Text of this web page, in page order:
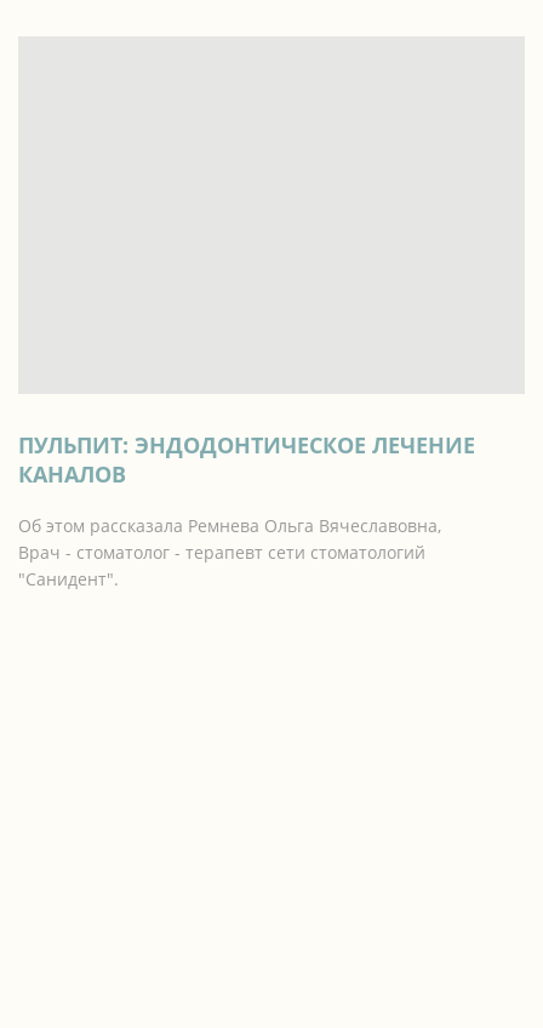
ПУЛЬПИТ: ЭНДОДОНТИЧЕСКОЕ ЛЕЧЕНИЕ
КАНАЛОВ
Об этом рассказала Ремнева Ольга Вячеславовна,
Врач - стоматолог - терапевт сети стоматологий
"Санидент".